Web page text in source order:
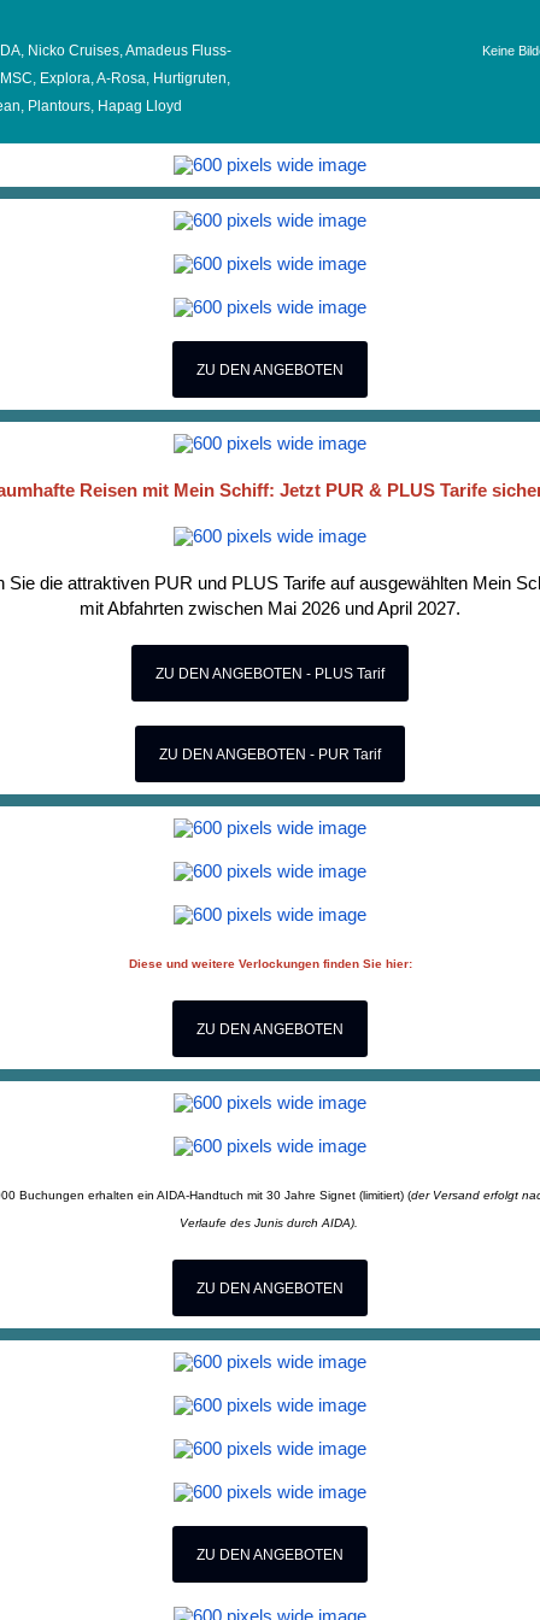
Nicko Cruises, Amadeus Fluss-
Explora, A-Rosa, Hurtigruten,
Plantours, Hapag Lloyd
Keine
ZU DEN ANGEBOTEN
Reisen mit Mein Schiff: Jetzt PUR & PLUS Tarife
Sie die attraktiven PUR und PLUS Tarife auf ausgewählten Mein
mit Abfahrten zwischen Mai 2026 und April 2027.
ZU DEN ANGEBOTEN - PLUS Tarif
ZU DEN ANGEBOTEN - PUR Tarif
Diese und weitere Verlockungen finden Sie hier:
ZU DEN ANGEBOTEN
Buchungen erhalten ein AIDA-Handtuch mit 30 Jahre Signet (limitiert) (der Versand erfolgt
Verlaufe des Junis durch AIDA).
ZU DEN ANGEBOTEN
ZU DEN ANGEBOTEN